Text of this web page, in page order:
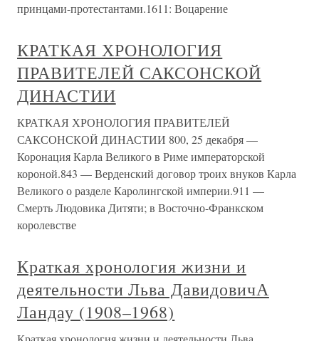
принцами-протестантами.1611: Воцарение
КРАТКАЯ ХРОНОЛОГИЯ
ПРАВИТЕЛЕЙ САКСОНСКОЙ
ДИНАСТИИ
КРАТКАЯ ХРОНОЛОГИЯ ПРАВИТЕЛЕЙ
САКСОНСКОЙ ДИНАСТИИ 800, 25 декабря —
Коронация Карла Великого в Риме императорской
короной.843 — Верденский договор троих внуков Карла
Великого о разделе Каролингской империи.911 —
Смерть Людовика Дитяти; в Восточно-Франкском
королевстве
Краткая хронология жизни и
деятельности Льва ДавидовичА
Ландау (1908–1968)